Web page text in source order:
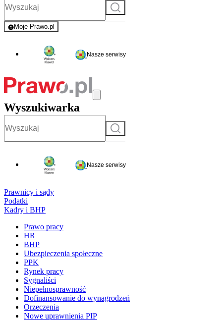
Szukaj
Moje Prawo.pl
- rejestracja i logowanie do serwisu
Nasze serwisy
Wyszukiwarka
Szukaj
Nasze serwisy
Prawnicy i sądy
Podatki
Kadry i BHP
Prawo pracy
HR
BHP
Ubezpieczenia społeczne
PPK
Rynek pracy
Sygnaliści
Niepełnosprawność
Dofinansowanie do wynagrodzeń
Orzeczenia
Nowe uprawnienia PIP